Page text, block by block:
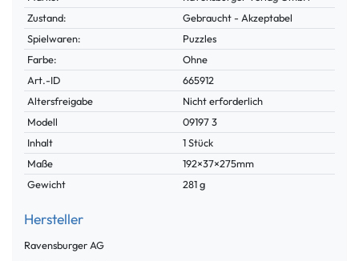
Zustand:
Gebraucht - Akzeptabel
Spielwaren:
Puzzles
Farbe:
Ohne
Technisches
Merkmal
Wert
Art.-ID
665912
Altersfreigabe
Nicht erforderlich
Modell
09197 3
Inhalt
1 Stück
Maße
192×37×275mm
Gewicht
281 g
Hersteller
Ravensburger AG